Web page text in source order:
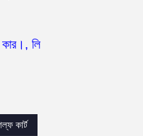
কার।, লি
কার্ট